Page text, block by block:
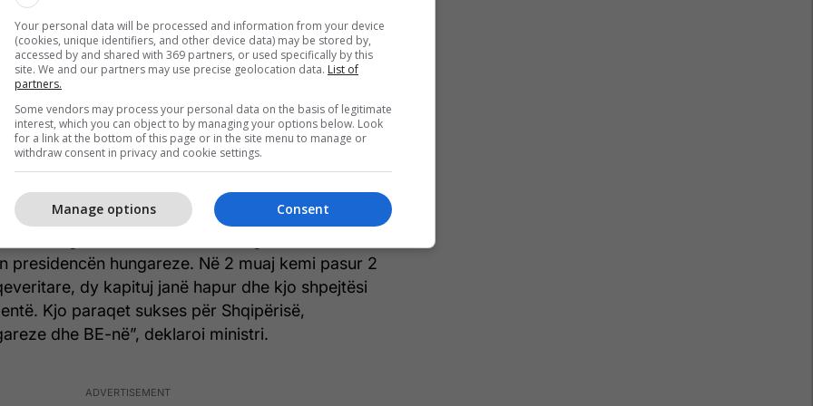
për 50 vite dhe kjo nuk është diçka e duhur.
respekti këtyre vendeve dhe ky proces i ka
në mënyrë konstante dhe nuk kishte asgjë
që prej 15 vitesh ne nuk kemi parë as marrjen e
për zgjerimin. Ne do donim që vendet e
të jenë pjesë e BE-së. Për 15 vitet e fundit keni
në bazë të meritave, por tashmë është me një
6 muajt e fundit ne kemi bërë të gjitha përpjekjet
proceset e zgjerimit. Që nga 2009 Shqipëria ka
për akses. Në 2014 mori statusin e vendit
negociatat dhe themeli i negociatave filloi
presidencën hungareze. Në 2 muaj kemi pasur 2
dy kapituj janë hapur dhe kjo shpejtësi
Kjo paraqet sukses për Shqipërisë,
dhe BE-në”, deklaroi ministri.
Your personal data will be processed and information from your device
(cookies, unique identifiers, and other device data) may be stored by,
accessed by and shared with 369 partners, or used specifically by this
site. We and our partners may use precise geolocation data. List of
partners.
Some vendors may process your personal data on the basis of legitimate
interest, which you can object to by managing your options below. Look
for a link at the bottom of this page or in the site menu to manage or
withdraw consent in privacy and cookie settings.
Consent
Manage options